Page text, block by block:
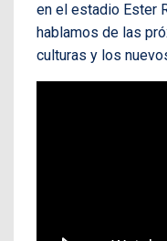
en el estadio Ester
hablamos de las
culturas y los